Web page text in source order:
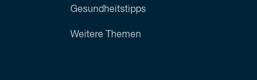
Gesundheitstipps
Weitere Themen